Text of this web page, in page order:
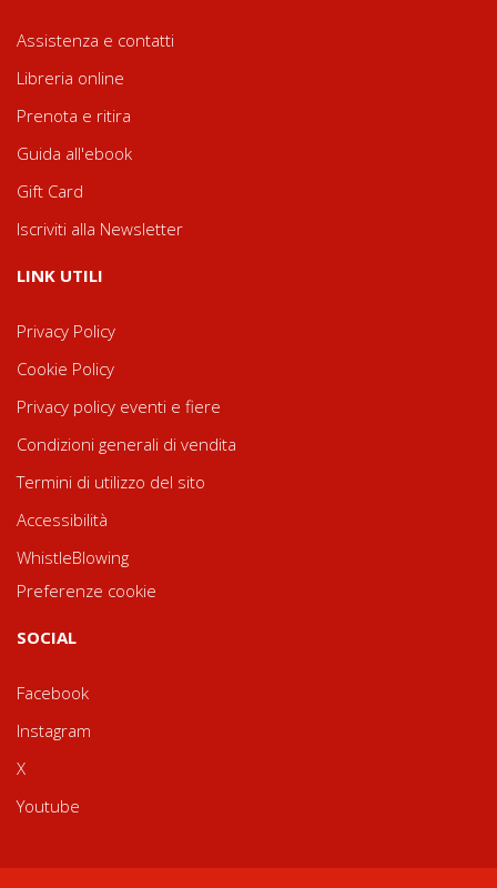
Assistenza e contatti
Libreria online
Prenota e ritira
Guida all'ebook
Gift Card
Iscriviti alla Newsletter
LINK UTILI
Privacy Policy
Cookie Policy
Privacy policy eventi e fiere
Condizioni generali di vendita
Termini di utilizzo del sito
Accessibilità
WhistleBlowing
Preferenze cookie
SOCIAL
Facebook
Instagram
X
Youtube